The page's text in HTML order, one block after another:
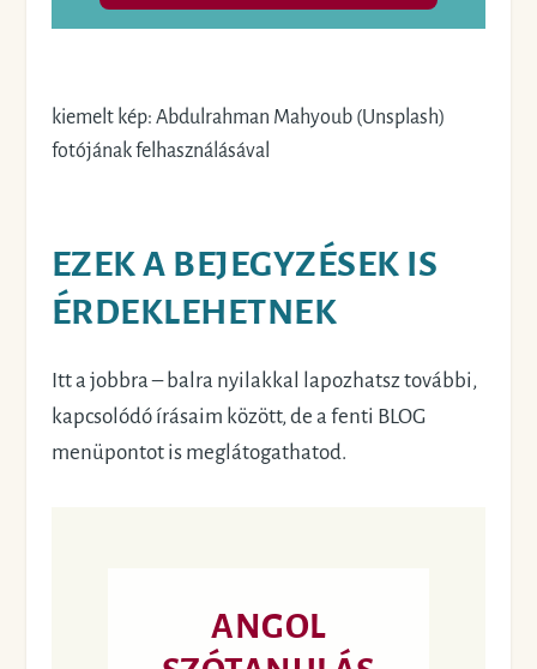
kiemelt kép: Abdulrahman Mahyoub (Unsplash)
fotójának felhasználásával
EZEK A BEJEGYZÉSEK IS
ÉRDEKLEHETNEK
Itt a jobbra – balra nyilakkal lapozhatsz további,
kapcsolódó írásaim között, de a fenti BLOG
menüpontot is meglátogathatod.
ANGOL